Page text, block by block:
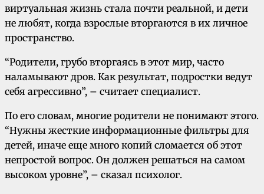
виртуальная жизнь стала почти реальной, и дети
не любят, когда взрослые вторгаются в их личное
пространство.
“Родители, грубо вторгаясь в этот мир, часто
наламывают дров. Как результат, подростки ведут
себя агрессивно”, – считает специалист.
По его словам, многие родители не понимают этого.
“Нужны жесткие информационные фильтры для
детей, иначе еще много копий сломается об этот
непростой вопрос. Он должен решаться на самом
высоком уровне”, – сказал психолог.